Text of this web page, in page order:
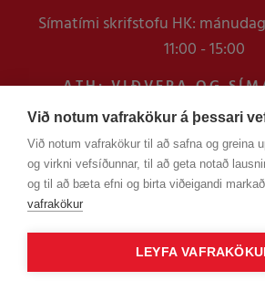
Við notum vafrakökur á þessari
Við notum vafrakökur til að safna og greina
og virkni vefsíðunnar, til að geta notað
og til að bæta efni og birta viðeigandi
vafrakökur
LEYFA
Símatími skrifstofu HK:
11:00 - 15:00
ATH: VIÐVERA OG
VERÐUR
SKRIFSTOFUNNI
EN ERINDUM SEM KOMA
TÖLVUPÓSTA VERÐUR